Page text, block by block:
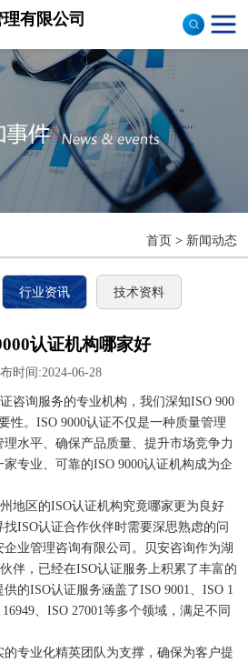
有限公司
首页 > 新闻动态
行业资讯 技术资料
认证机构哪家好
时间:2024-06-28
咨询服务的专业机构，我们深知ISO 900
性。ISO 9000认证不仅是一种质量管理
水平、确保产品质量、提升市场竞争力
专业、可靠的ISO 9000认证机构成为企
地区的ISO认证机构究竟哪家更为良好
ISO认证合作伙伴时需要深思熟虑的问
业管理咨询有限公司。贝安咨询作为湖
伴，已经在ISO认证服务上积累了丰富的
的ISO认证服务涵盖了ISO 9001、ISO 1
、ISO 27001等多个领域，满足不同
专业化精英团队为支撑，确保为客户提